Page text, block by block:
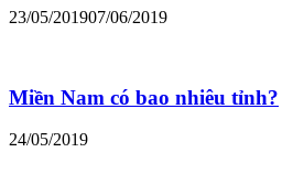
23/05/201907/06/2019
Miền Nam có bao nhiêu tỉnh?
24/05/2019